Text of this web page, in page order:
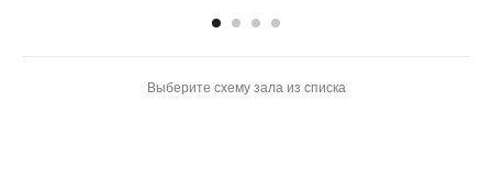
Выберите схему зала из списка